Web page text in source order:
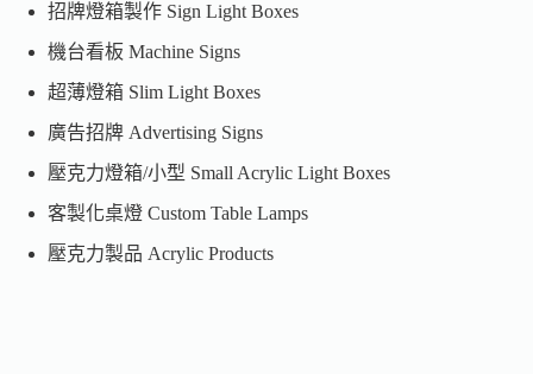
招牌燈箱製作 Sign Light Boxes
機台看板 Machine Signs
超薄燈箱 Slim Light Boxes
廣告招牌 Advertising Signs
壓克力燈箱/小型 Small Acrylic Light Boxes
客製化桌燈 Custom Table Lamps
壓克力製品 Acrylic Products